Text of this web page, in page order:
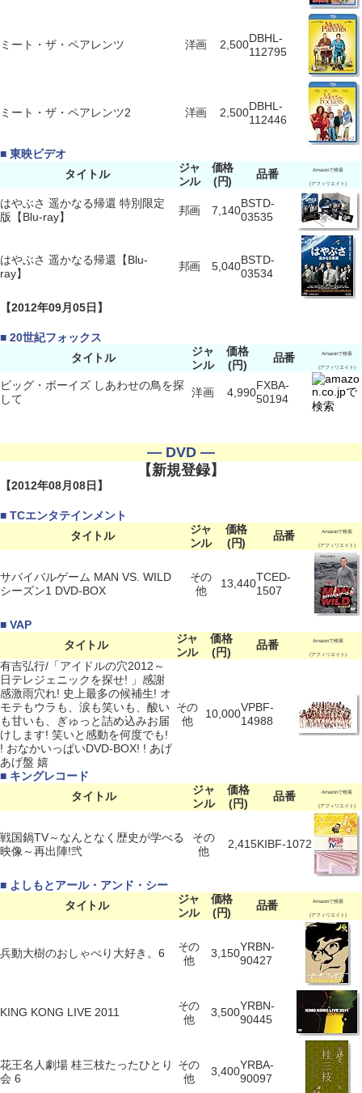
ミート・ザ・ペアレンツ 洋画 2,500DBHL-
112795
ミート・ザ・ペアレンツ2 洋画 2,500DBHL-
112446
■ 東映ビデオ
タイトル
ジャ
ンル
価格
(円)
品番 Amazonで検索
(アフィリエイト)
はやぶさ 遥かなる帰還 特別限定
版【Blu-ray】
邦画 7,140
BSTD-
03535
はやぶさ 遥かなる帰還【Blu-
ray】
邦画 5,040BSTD-
03534
【2012年09月05日】
■ 20世紀フォックス
タイトル
ジャ
ンル
価格
(円)
品番 Amazonで検索
(アフィリエイト)
ビッグ・ボーイズ しあわせの鳥を探
して
洋画 4,990
FXBA-
50194
― DVD ―
【新規登録】
【2012年08月08日】
■ TCエンタテインメント
タイトル
ジャ
ンル
価格
(円)
品番 Amazonで検索
(アフィリエイト)
サバイバルゲーム MAN VS. WILD
シーズン1 DVD-BOX
その
他
13,440TCED-
1507
■ VAP
タイトル
ジャ
ンル
価格
(円)
品番 Amazonで検索
(アフィリエイト)
有吉弘行/「アイドルの穴2012～
日テレジェニックを探せ! 」感謝
感激雨穴れ! 史上最多の候補生! オ
モテもウラも、涙も笑いも、酸い
も甘いも、ぎゅっと詰め込みお届
けします! 笑いと感動を何度でも!
! おなかいっぱいDVD-BOX! ! あげ
あげ盤 嬉
その
他
10,000VPBF-
14988
■ キングレコード
タイトル
ジャ
ンル
価格
(円)
品番 Amazonで検索
(アフィリエイト)
戦国鍋TV～なんとなく歴史が学べる
映像～再出陣!弐
その
他
2,415KIBF-1072
■ よしもとアール・アンド・シー
タイトル
ジャ
ンル
価格
(円)
品番 Amazonで検索
(アフィリエイト)
兵動大樹のおしゃべり大好き。6
その
他
3,150YRBN-
90427
KING KONG LIVE 2011
その
他
3,500YRBN-
90445
花王名人劇場 桂三枝たったひとり
会 6
その
他
3,400YRBA-
90097